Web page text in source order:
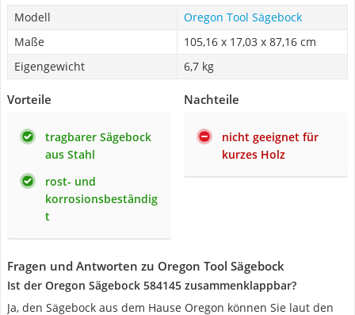
Modell
Oregon Tool Sägebock
Maße
105,16 x 17,03 x 87,16 cm
Eigengewicht
6,7 kg
Vorteile
tragbarer Sägebock
aus Stahl
rost- und
korrosionsbeständig
t
Nachteile
nicht geeignet für
kurzes Holz
Fragen und Antworten zu Oregon Tool Sägebock
Ist der Oregon Sägebock 584145 zusammenklappbar?
Ja, den Sägebock aus dem Hause Oregon können Sie laut den